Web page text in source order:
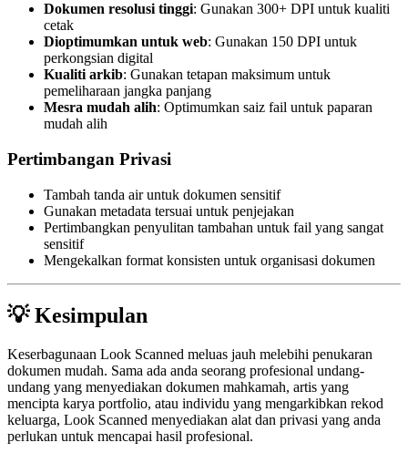
Dokumen resolusi tinggi: Gunakan 300+ DPI untuk kualiti
cetak
Dioptimumkan untuk web: Gunakan 150 DPI untuk
perkongsian digital
Kualiti arkib: Gunakan tetapan maksimum untuk
pemeliharaan jangka panjang
Mesra mudah alih: Optimumkan saiz fail untuk paparan
mudah alih
Pertimbangan Privasi
Tambah tanda air untuk dokumen sensitif
Gunakan metadata tersuai untuk penjejakan
Pertimbangkan penyulitan tambahan untuk fail yang sangat
sensitif
Mengekalkan format konsisten untuk organisasi dokumen
💡 Kesimpulan
Keserbagunaan Look Scanned meluas jauh melebihi penukaran
dokumen mudah. Sama ada anda seorang profesional undang-
undang yang menyediakan dokumen mahkamah, artis yang
mencipta karya portfolio, atau individu yang mengarkibkan rekod
keluarga, Look Scanned menyediakan alat dan privasi yang anda
perlukan untuk mencapai hasil profesional.